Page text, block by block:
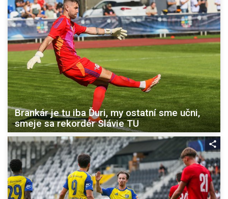
Brankár je tu iba Ďuri, my ostatní sme učni,
smeje sa rekordér Slávie TU